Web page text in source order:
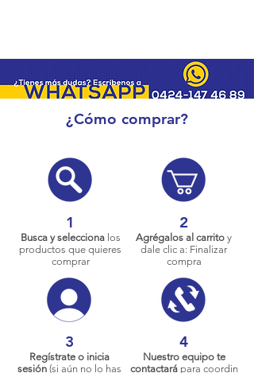
¿Cómo comprar?
1
Busca y seleccionalos
productos que quieres
comprar
2
Agrégalos al carrito y
dale clic a: Finalizar
compra
3
Regístrate o inicia
sesión (si aún no lo has
4
Nuestro equipo te
contactarápara coordin